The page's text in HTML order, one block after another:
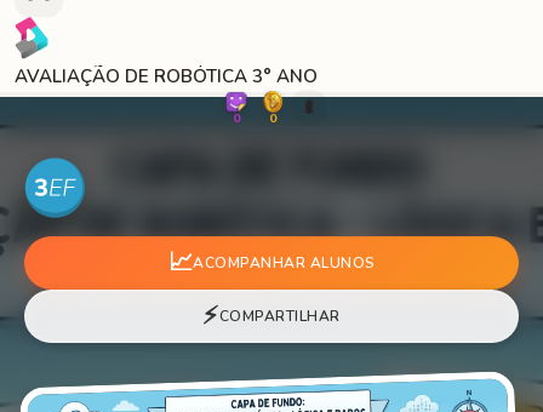
AVALIAÇÃO DE ROBÓTICA 3° ANO
0 0 🐛
📈ACOMPANHAR ALUNOS
⚡COMPARTILHAR